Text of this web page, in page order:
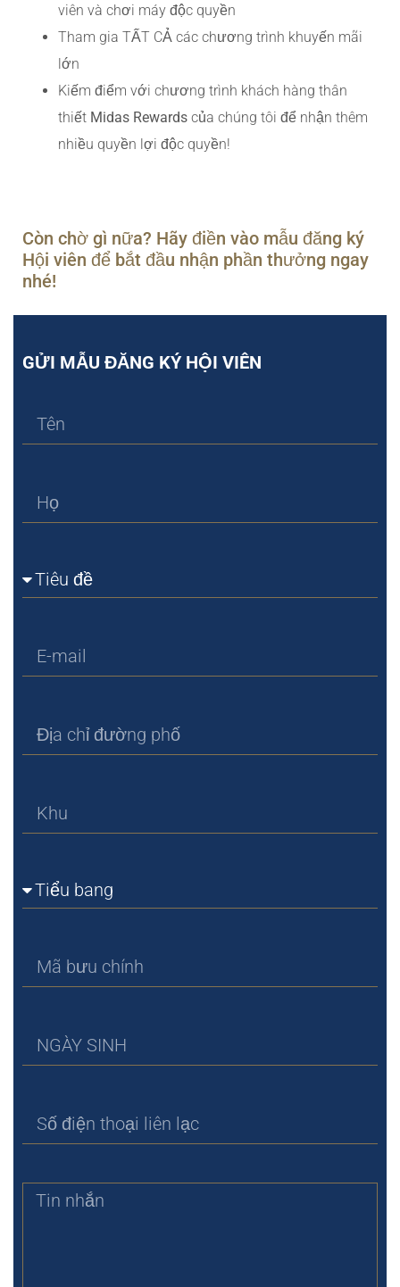
viên và chơi máy độc quyền
Tham gia TẤT CẢ các chương trình khuyến mãi
lớn
Kiếm điểm với chương trình khách hàng thân
thiết Midas Rewards của chúng tôi để nhận thêm
nhiều quyền lợi độc quyền!
Còn chờ gì nữa? Hãy điền vào mẫu đăng ký
Hội viên để bắt đầu nhận phần thưởng ngay
nhé!
GỬI MẪU ĐĂNG KÝ HỘI VIÊN